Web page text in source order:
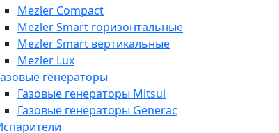
Mezler Compact
Mezler Smart горизонтальные
Mezler Smart вертикальные
Mezler Lux
генераторы
Газовые генераторы Mitsui
Газовые генераторы Generac